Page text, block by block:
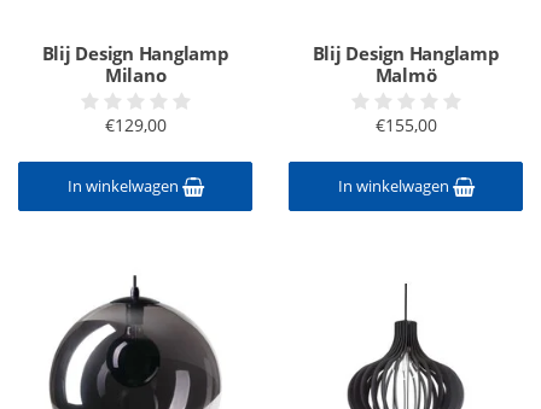
Blij Design Hanglamp
Milano
€129,00
In winkelwagen
Blij Design Hanglamp
Malmö
€155,00
In winkelwagen